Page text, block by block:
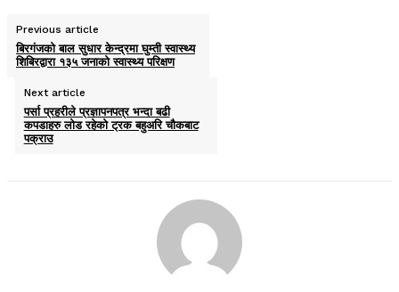
Previous article
बिरगंजको बाल सुधार केन्द्रमा घुम्ती स्वास्थ्य
शिबिरद्वारा १३५ जनाको स्वास्थ्य परिक्षण
Next article
पर्सा प्रहरीले प्रज्ञापनपत्र भन्दा बढी
कपडाहरु लोड रहेको ट्रक बहुअरि चौकबाट
पक्राउ